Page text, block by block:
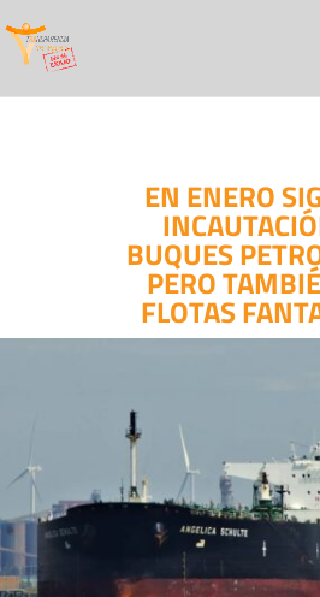
EN ENERO
BUQUES
PERO
FLOTAS